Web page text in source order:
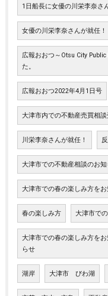
1日船長に女優の川栄李奈さ
女優の川栄李奈さんが就任！
広報おおつ～Otsu City
た。
広報おおつ2022年4月1日号
大津市内での不動産売買相談
川栄李奈さんが就任！
大津市での不動産相談のお
大津市での春の楽しみ方をお
春の楽しみ方 大津市で
大津市での春の楽しみ方を
らせ
湖岸 大津市 びわ湖